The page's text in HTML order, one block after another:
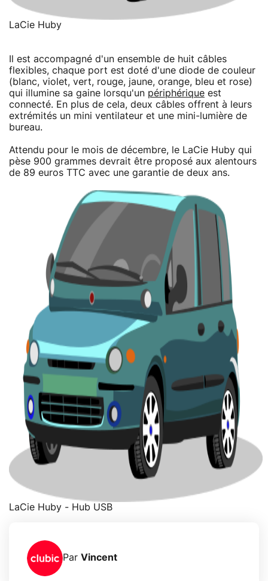
LaCie Huby
Il est accompagné d'un ensemble de huit câbles
flexibles, chaque port est doté d'une diode de couleur
(blanc, violet, vert, rouge, jaune, orange, bleu et rose)
qui illumine sa gaine lorsqu'un périphérique est
connecté. En plus de cela, deux câbles offrent à leurs
extrémités un mini ventilateur et une mini-lumière de
bureau.
Attendu pour le mois de décembre, le LaCie Huby qui
pèse 900 grammes devrait être proposé aux alentours
de 89 euros TTC avec une garantie de deux ans.
LaCie Huby - Hub USB
Par Vincent